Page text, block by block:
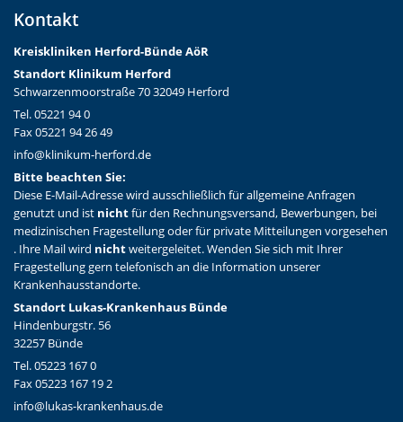
Kontakt
Kreiskliniken Herford-Bünde AöR
Standort Klinikum Herford
Schwarzenmoorstraße 70 32049 Herford
Tel. 05221 94 0
Fax 05221 94 26 49
info@klinikum-herford.de
Bitte beachten Sie:
Diese E-Mail-Adresse wird ausschließlich für allgemeine Anfragen
genutzt und ist nichtfür den Rechnungsversand, Bewerbungen, bei
medizinischen Fragestellung oder für private Mitteilungen vorgesehen
. Ihre Mail wird nichtweitergeleitet. Wenden Sie sich mit Ihrer
Fragestellung gern telefonisch an die Information unserer
Krankenhausstandorte.
Standort Lukas-Krankenhaus Bünde
Hindenburgstr. 56
32257 Bünde
Tel. 05223 167 0
Fax 05223 167 19 2
info@lukas-krankenhaus.de